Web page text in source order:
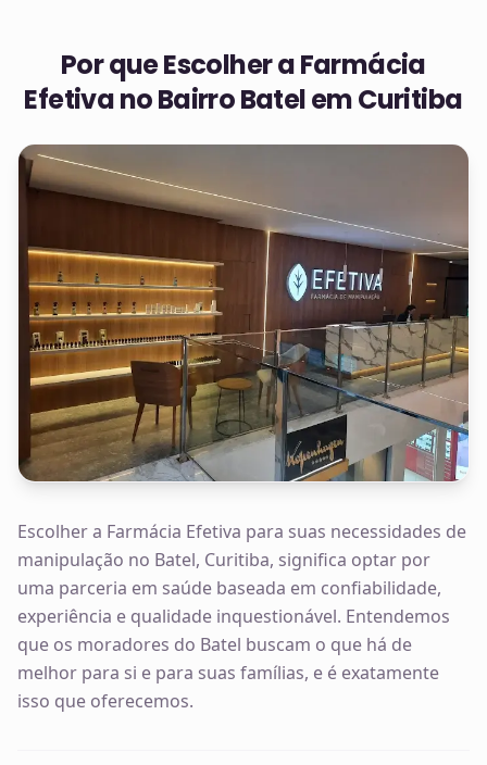
Por que Escolher a Farmácia
Efetiva noBairro Batel em Curitiba
Escolher a Farmácia Efetiva para suas necessidades de
manipulação no Batel, Curitiba, significa optar por
uma parceria em saúde baseada em confiabilidade,
experiência e qualidade inquestionável. Entendemos
que os moradores do Batel buscam o que há de
melhor para si e para suas famílias, e é exatamente
isso que oferecemos.